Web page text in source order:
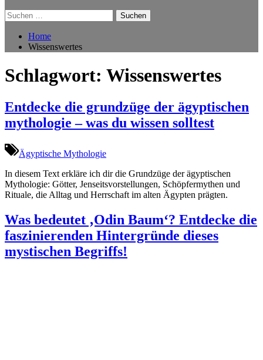
Suchen
nach:
Home
Wissenswertes
Schlagwort: Wissenswertes
Entdecke die grundzüge der ägyptischen
mythologie – was du wissen solltest
Ägyptische Mythologie
In diesem Text erkläre ich dir die Grundzüge der ägyptischen
Mythologie: Götter, Jenseitsvorstellungen, Schöpfermythen und
Rituale, die Alltag und Herrschaft im alten Ägypten prägten.
Was bedeutet ‚Odin Baum‘? Entdecke die
faszinierenden Hintergründe dieses
mystischen Begriffs!